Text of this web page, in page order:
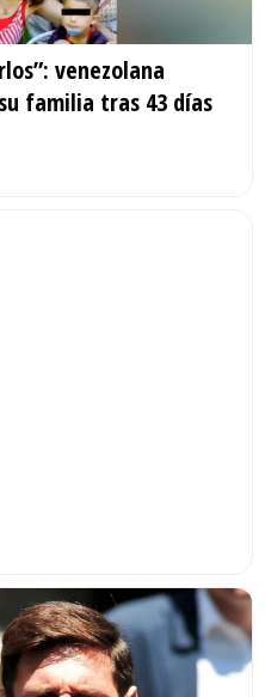
venezolana
familia tras 43 días